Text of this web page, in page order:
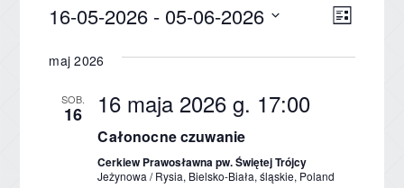
Lista
16-05-2026 - 05-06-2026
datę.
maj 2026
SOB.
16 16 maja 2026 g. 17:00
Całonocne czuwanie
Cerkiew Prawosławna pw. Świętej Trójcy
Jeżynowa / Rysia, Bielsko-Biała, śląskie, Poland